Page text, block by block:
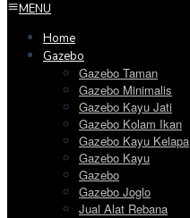
MENU
Home
Gazebo
Gazebo Taman
Gazebo Minimalis
Gazebo Kayu Jati
Gazebo Kolam Ikan
Gazebo Kayu Kelapa
Gazebo Kayu
Gazebo
Gazebo Joglo
Jual Alat Rebana